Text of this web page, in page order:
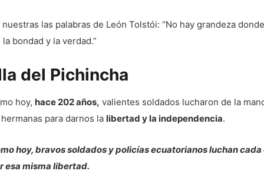
las palabras de León Tolstói: “No hay grandeza
bondad y la verdad.”
del Pichincha
hoy, hace 202 años, valientes soldados lucharon de la
para darnos la libertad y la independencia.
hoy, bravos soldados y policías ecuatorianos luchan
esa misma libertad.